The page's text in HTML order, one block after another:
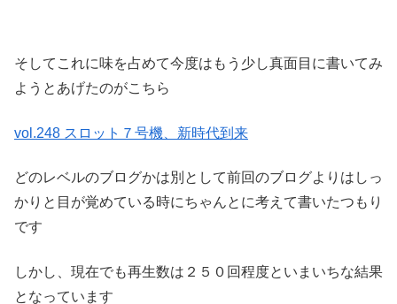
そしてこれに味を占めて今度はもう少し真面目に書いてみ
ようとあげたのがこちら
vol.248 スロット７号機、新時代到来
どのレベルのブログかは別として前回のブログよりはしっ
かりと目が覚めている時にちゃんとに考えて書いたつもり
です
しかし、現在でも再生数は２５０回程度といまいちな結果
となっています